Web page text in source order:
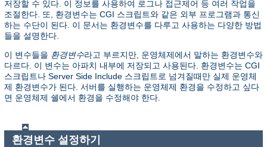
저장할 수 있다. 이 정보를 사용하여 로그나 접근제어 등 여러 작업을
조절한다. 또, 환경변수는 CGI 스크립트와 같은 외부 프로그램과 통신
하는 수단이 된다. 이 문서는 환경변수를 다루고 사용하는 다양한 방법
들을 설명한다.
이 변수들을 환경변수라고 부르지만, 운영체제에서 말하는 환경변수와
다르다. 이 변수는 아파치 내부에 저장되고 사용된다. 환경변수는 CGI
스크립트나 Server Side Include 스크립트로 넘겨질때만 실제 운영체
제 환경변수가 된다. 서버를 실행하는 운영체제 환경을 수정하고 싶다
면 운영체제 쉘에서 환경을 수정해야 한다.
환경변수 설정하기